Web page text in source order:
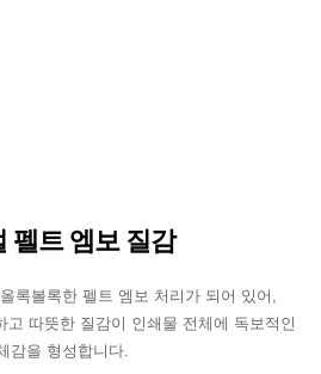
펠트 엠보 질감
록볼록한 펠트 엠보 처리가 되어 있어,
고 따뜻한 질감이 인쇄물 전체에 독보적인
감을 형성합니다.